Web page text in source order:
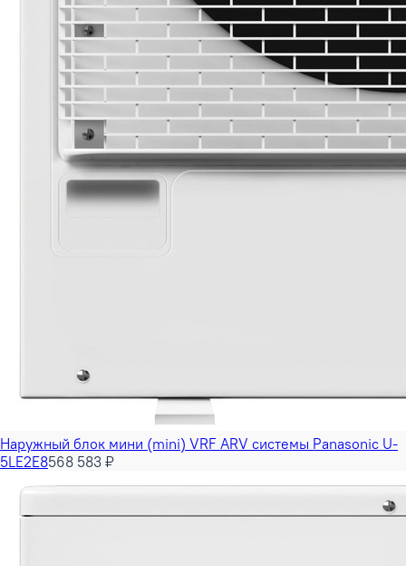
Наружный блок мини (mini) VRF ARV системы Panasonic U-
5LE2E8568 583 ₽